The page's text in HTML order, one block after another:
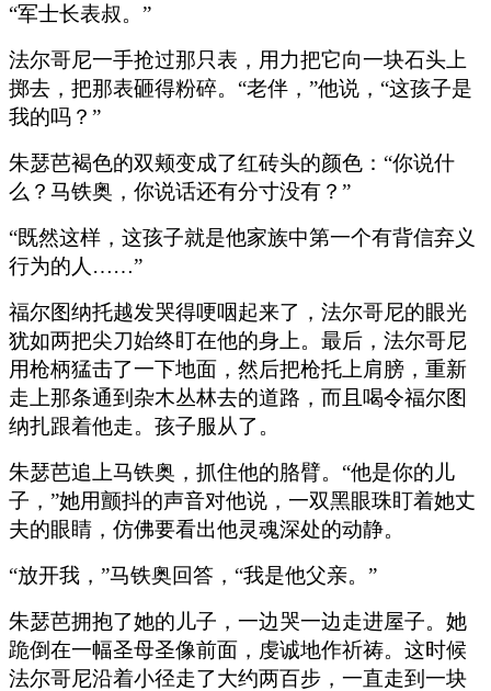
“军士长表叔。”
法尔哥尼一手抢过那只表，用力把它向一块石头上
掷去，把那表砸得粉碎。“老伴，”他说，“这孩子是
我的吗？”
朱瑟芭褐色的双颊变成了红砖头的颜色：“你说什
么？马铁奥，你说话还有分寸没有？”
“既然这样，这孩子就是他家族中第一个有背信弃义
行为的人……”
福尔图纳托越发哭得哽咽起来了，法尔哥尼的眼光
犹如两把尖刀始终盯在他的身上。最后，法尔哥尼
用枪柄猛击了一下地面，然后把枪托上肩膀，重新
走上那条通到杂木丛林去的道路，而且喝令福尔图
纳扎跟着他走。孩子服从了。
朱瑟芭追上马铁奥，抓住他的胳臂。“他是你的儿
子，”她用颤抖的声音对他说，一双黑眼珠盯着她丈
夫的眼睛，仿佛要看出他灵魂深处的动静。
“放开我，”马铁奥回答，“我是他父亲。”
朱瑟芭拥抱了她的儿子，一边哭一边走进屋子。她
跪倒在一幅圣母圣像前面，虔诚地作祈祷。这时候
法尔哥尼沿着小径走了大约两百步，一直走到一块